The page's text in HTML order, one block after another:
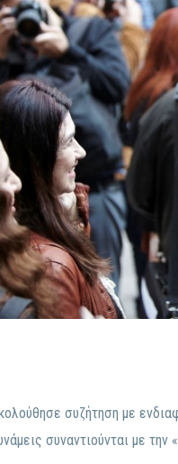
συζήτηση με
συναντιούνται με